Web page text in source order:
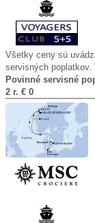
Všetky ceny sú
servisných poplatkov.
Povinné servisné
2 r. € 0